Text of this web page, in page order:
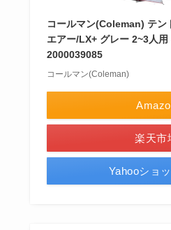
コールマン(Coleman) テン
エアー/LX+ グレー 2~3人
2000039085
コールマン(Coleman)
楽天市
Yahooショ